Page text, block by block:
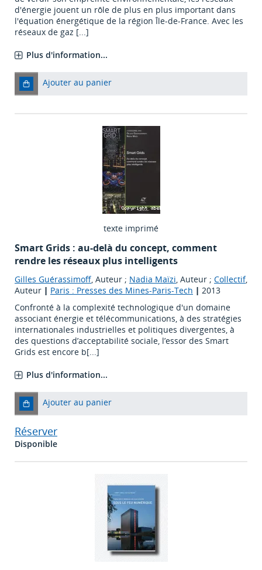
d'énergie jouent un rôle de plus en plus important dans
l'équation énergétique de la région Île-de-France. Avec les
réseaux de gaz [...]
Plus d'information...
Ajouter au panier
texte imprimé
Smart Grids : au-delà du concept, comment
rendre les réseaux plus intelligents
Gilles Guérassimoff, Auteur ; Nadia Maïzi, Auteur ; Collectif,
Auteur | Paris : Presses des Mines-Paris-Tech | 2013
Confronté à la complexité technologique d'un domaine
associant énergie et télécommunications, à des stratégies
internationales industrielles et politiques divergentes, à
des questions d’acceptabilité sociale, l’essor des Smart
Grids est encore b[...]
Plus d'information...
Ajouter au panier
Réserver
Disponible